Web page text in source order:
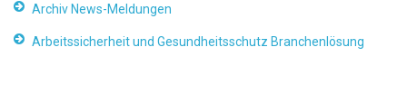
Archiv News-Meldungen
Arbeitssicherheit und Gesundheitsschutz Branchenlösung